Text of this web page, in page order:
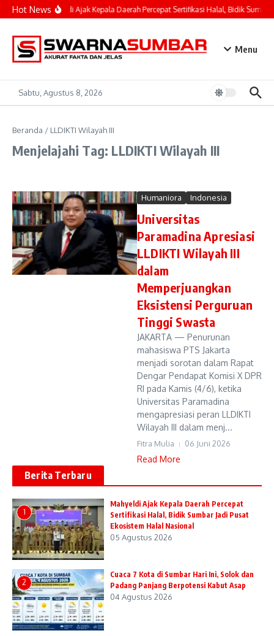
Lewati ke konten
Hot NewsMahyeldi Ajak Kepala Daerah Percepat Sertifikasi Halal, Bidik
Menu
Sabtu, Agustus 8, 2026
Beranda / LLDIKTI Wilayah III
Menjelajahi Tag: LLDIKTI Wilayah III
Humaniora Indonesia
Universitas
Paramadina Apresiasi
LLDIKTI Wilayah III
dalam
Memperjuangkan
Eksistensi Perguruan
Tinggi Swasta
JAKARTA — Penurunan
mahasiswa PTS Jakarta
menjadi sorotan dalam Rapat
Dengar Pendapat Komisi X DPR
RI pada Kamis (4/6), ketika
Universitas Paramadina
mengapresiasi peran LLDIKTI
Wilayah III dalam menj...
Fitra Mulia 06 Juni 2026
Read More
Berita Terbaru
1
Mahyeldi Ajak Kepala Daerah Percepat
Sertifikasi Halal, Bidik Sumbar Jadi Pusat
Ekosistem Halal Nasional
05 Agustus 2026
2
Cuaca 7 Kota di Sumbar Hari Ini, Solok dan
Padang Panjang Berpotensi Kabut Asap
04 Agustus 2026